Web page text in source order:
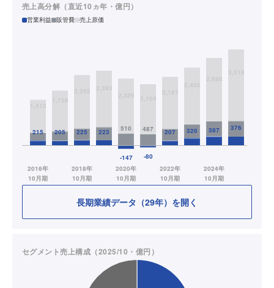
売上高分解（直近10ヵ年・億円）
営業利益 販管費 売上原価
長期業績データ（29年）を開く
セグメント売上構成（2025/10・億円）